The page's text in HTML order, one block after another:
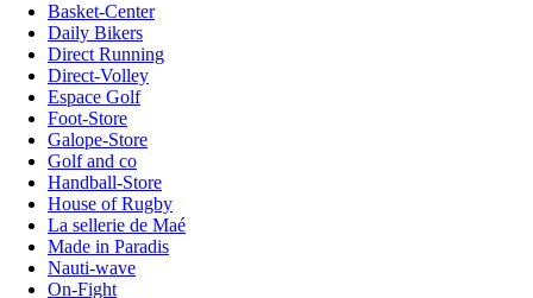
Basket-Center
Daily Bikers
Direct Running
Direct-Volley
Espace Golf
Foot-Store
Galope-Store
Golf and co
Handball-Store
House of Rugby
La sellerie de Maé
Made in Paradis
Nauti-wave
On-Fight